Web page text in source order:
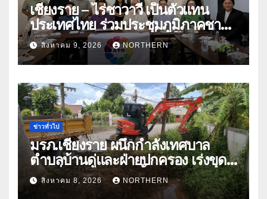
เชียงราย – ไร่ชาวาวี เป็นตัวแทน
ประเทศไทย ร่วมประชุมภูมิภาคชา
อาเซียน ATO 2026 ที่อินโดนีเซีย
หารืออนาคตอุตสาหกรรมชา
ท่ามกลางความท้าทายโลก
สิงหาคม 9, 2026 NORTHERN
ข่าวทั่วไป
มรภ.เชียงราย ผนึกกำลังเทศบาล
ตำบลบ้านดู่และฝ่ายปกครอง เร่งขุด
ลอกสิ่งกีดขวางทางน้ำ ป้องกันและลด
ปัญหาน้ำท่วม
สิงหาคม 8, 2026 NORTHERN